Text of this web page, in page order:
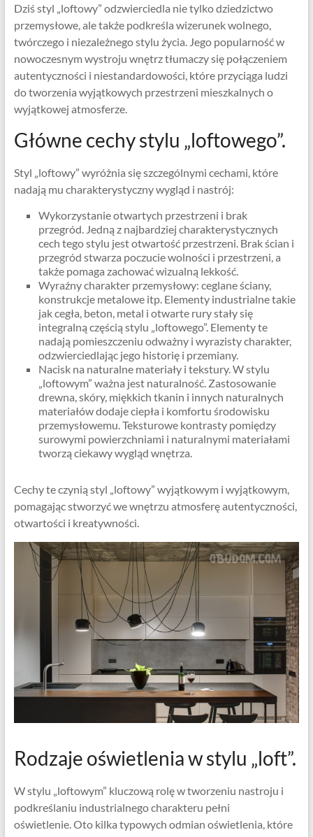
Dziś styl „loftowy” odzwierciedla nie tylko dziedzictwo
przemysłowe, ale także podkreśla wizerunek wolnego,
twórczego i niezależnego stylu życia. Jego popularność w
nowoczesnym wystroju wnętrz tłumaczy się połączeniem
autentyczności i niestandardowości, które przyciąga ludzi
do tworzenia wyjątkowych przestrzeni mieszkalnych o
wyjątkowej atmosferze.
Główne cechy stylu „loftowego”.
Styl „loftowy” wyróżnia się szczególnymi cechami, które
nadają mu charakterystyczny wygląd i nastrój:
Wykorzystanie otwartych przestrzeni i brak
przegród. Jedną z najbardziej charakterystycznych
cech tego stylu jest otwartość przestrzeni. Brak ścian i
przegród stwarza poczucie wolności i przestrzeni, a
także pomaga zachować wizualną lekkość.
Wyraźny charakter przemysłowy: ceglane ściany,
konstrukcje metalowe itp. Elementy industrialne takie
jak cegła, beton, metal i otwarte rury stały się
integralną częścią stylu „loftowego”. Elementy te
nadają pomieszczeniu odważny i wyrazisty charakter,
odzwierciedlając jego historię i przemiany.
Nacisk na naturalne materiały i tekstury. W stylu
„loftowym” ważna jest naturalność. Zastosowanie
drewna, skóry, miękkich tkanin i innych naturalnych
materiałów dodaje ciepła i komfortu środowisku
przemysłowemu. Teksturowe kontrasty pomiędzy
surowymi powierzchniami i naturalnymi materiałami
tworzą ciekawy wygląd wnętrza.
Cechy te czynią styl „loftowy” wyjątkowym i wyjątkowym,
pomagając stworzyć we wnętrzu atmosferę autentyczności,
otwartości i kreatywności.
Rodzaje oświetlenia w stylu „loft”.
W stylu „loftowym” kluczową rolę w tworzeniu nastroju i
podkreślaniu industrialnego charakteru pełni
oświetlenie. Oto kilka typowych odmian oświetlenia, które